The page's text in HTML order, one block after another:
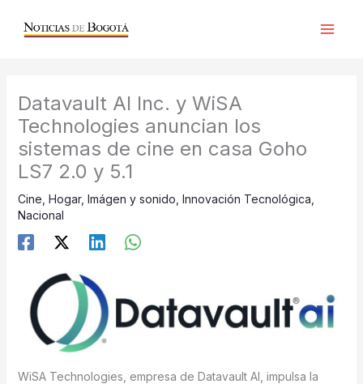
Datavault AI Inc. y WiSA
Technologies anuncian los
sistemas de cine en casa Goho
LS7 2.0 y 5.1
Cine Hogar, Imágen y sonido Innovación Tecnológica
Nacional
WiSA Technologies, empresa de Datavault AI, impulsa la